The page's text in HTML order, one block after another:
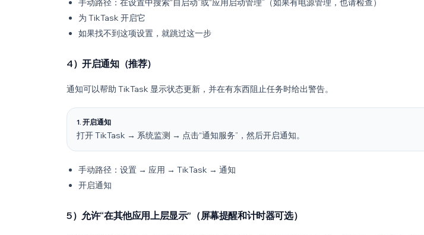
手动路径：在设置中搜索“自启动”或“应用启动管理”（如果有电源管理，也请检查）
为 TikTask 开启它
如果找不到这项设置，就跳过这一步
4）开启通知（推荐）
通知可以帮助 TikTask 显示状态更新，并在有东西阻止任务时给出警告。
1. 开启通知
打开 TikTask → 系统监测 → 点击“通知服务”，然后开启通知。
手动路径：设置 → 应用 → TikTask → 通知
开启通知
5）允许“在其他应用上层显示”（屏幕提醒和计时器可选）